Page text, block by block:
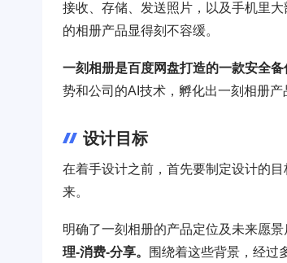
接收、存储、发送照片，以及手机里
的相册产品显得刻不容缓。
一刻相册是百度网盘打造的一款安全备
势和公司的AI技术，孵化出一刻相册
设计目标
在着手设计之前，首先要制定设计的
来。
明确了一刻相册的产品定位及未来愿
理-消费-分享。
围绕着这些背景，经过